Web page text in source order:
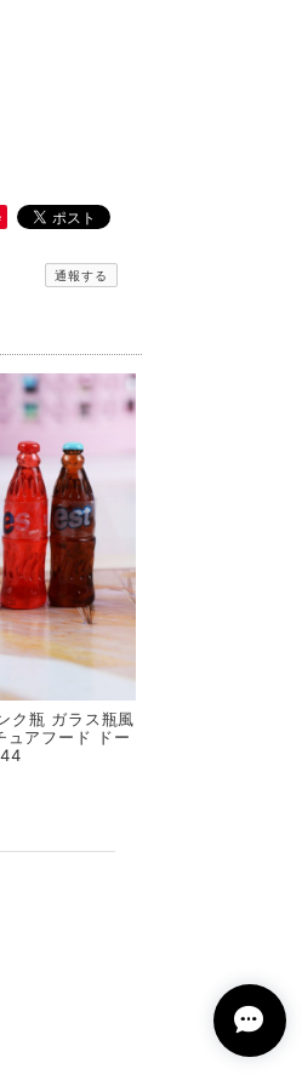
通報する
ク瓶 ガラス瓶風
ュアフード ドー